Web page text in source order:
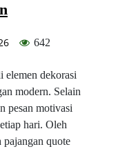
642
elemen dekorasi
modern. Selain
pesan motivasi
hari. Oleh
quote